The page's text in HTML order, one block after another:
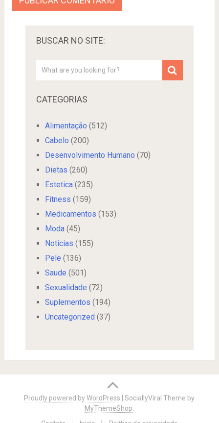
BUSCAR NO SITE:
CATEGORIAS
Alimentação (512)
Cabelo (200)
Desenvolvimento Humano (70)
Dietas (260)
Estetica(235)
Fitness (159)
Medicamentos (153)
Moda(45)
Noticias (155)
Pele (136)
Saude (501)
Sexualidade (72)
Suplementos (194)
Uncategorized (37)
Proudly powered by WordPress |SociallyViral Theme by
MyThemeShop